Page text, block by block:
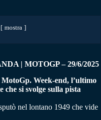
mostra
| MOTOGP – 29/6/2025
Week-end, l’ultimo
che si svolge sulla pista
nel lontano 1949 che vide